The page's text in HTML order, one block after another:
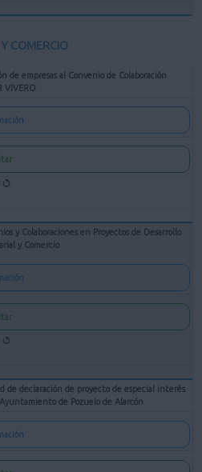
COMERCIO
de empresas al Convenio de Colaboración
VIVERO
y Colaboraciones en Proyectos de Desarrollo
y Comercio
de declaración de proyecto de especial interés
de Pozuelo de Alarcón